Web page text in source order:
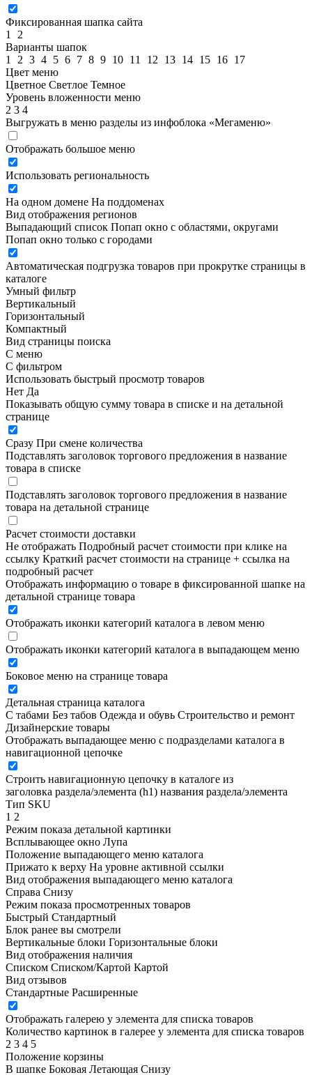
Фиксированная шапка сайта
1
2
Варианты шапок
1
2 3 4 5 6 7 8 9 10 11 12 13 14 15 16 17
Цвет меню
Цветное Светлое Темное
Уровень вложенности меню
2 3 4
Выгружать в меню разделы из инфоблока «Мегаменю»
Отображать большое меню
Использовать региональность
На одном домене На поддоменах
Вид отображения регионов
Выпадающий список Попап окно c областями, округами
Попап окно только с городами
Автоматическая подгрузка товаров при прокрутке страницы в
каталоге
Умный фильтр
Вертикальный
Горизонтальный
Компактный
Вид страницы поиска
С меню
С фильтром
Использовать быстрый просмотр товаров
Нет Да
Показывать общую сумму товара в списке и на детальной
странице
Сразу При смене количества
Подставлять заголовок торгового предложения в название
товара в списке
Подставлять заголовок торгового предложения в название
товара на детальной странице
Расчет стоимости доставки
Не отображать Подробный расчет стоимости при клике на
ссылку Краткий расчет стоимости на странице + ссылка на
подробный расчет
Отображать информацию о товаре в фиксированной шапке на
детальной странице товара
Отображать иконки категорий каталога в левом меню
Отображать иконки категорий каталога в выпадающем меню
Боковое меню на странице товара
Детальная страница каталога
С табами Без табов Одежда и обувь Строительство и ремонт
Дизайнерские товары
Отображать выпадающее меню с подразделами каталога в
навигационной цепочке
Строить навигационную цепочку в каталоге из
заголовка раздела/элемента (h1) названия раздела/элемента
Тип SKU
1 2
Режим показа детальной картинки
Всплывающее окно Лупа
Положение выпадающего меню каталога
Прижато к верху На уровне активной ссылки
Вид отображения выпадающего меню каталога
Справа Снизу
Режим показа просмотренных товаров
Быстрый Стандартный
Блок ранее вы смотрели
Вертикальные блоки Горизонтальные блоки
Вид отображения наличия
Списком Списком/Картой Картой
Вид отзывов
Стандартные Расширенные
Отображать галерею у элемента для списка товаров
Количество картинок в галерее у элемента для списка товаров
2 3 4 5
Положение корзины
В шапке Боковая Летающая Снизу